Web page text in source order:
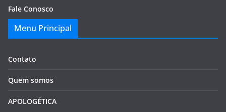
Fale Conosco
Menu Principal
Contato
Quem somos
APOLOGÉTICA